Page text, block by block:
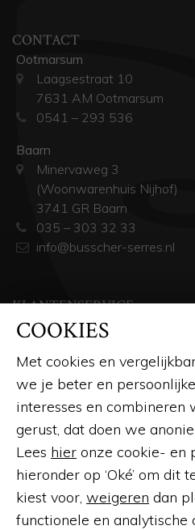
CONTACT
Ootmarsum
Laagsestraat 10
7631 AM Ootmarsum
0541 – 293 536
Baarn
Minervaweg 3
(Woonwarenhuis Nijhof)
3741 GR Baarn
035 – 303 32 33
info@busscher-serres.nl
KLANTENSERVICE
Over ons
Openingstijden
Contact
Veelgestelde vragen
Afspraak maken
Brochure aanvragen
Offerte aanvragen
COOKIES
Met cookies en
we je beter en
interesses en combineren
gerust, dat doen we
Lees hier onze cookie- en
hieronder op ‘Oké’ om dit
kiest voor, weigeren dan
functionele en analytische